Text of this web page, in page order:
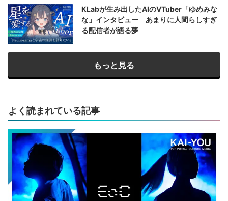
KLabが生み出したAIのVTuber「ゆめみな
な」インタビュー あまりに人間らしすぎ
る配信者が語る夢
もっと見る
よく読まれている記事